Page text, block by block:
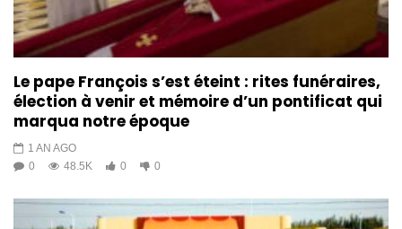
Le pape François s’est éteint : rites funéraires,
élection à venir et mémoire d’un pontificat qui
marqua notre époque
1 AN AGO
0
48.5K 0 0